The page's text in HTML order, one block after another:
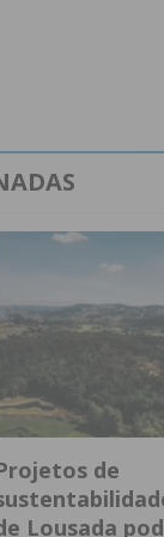
de
Lousada